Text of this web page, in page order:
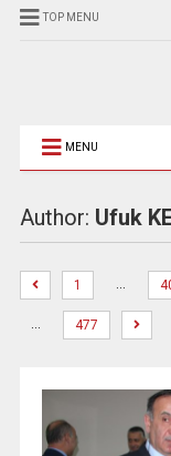
TOP MENU
MENU
Author: Ufuk
1 …
… 477